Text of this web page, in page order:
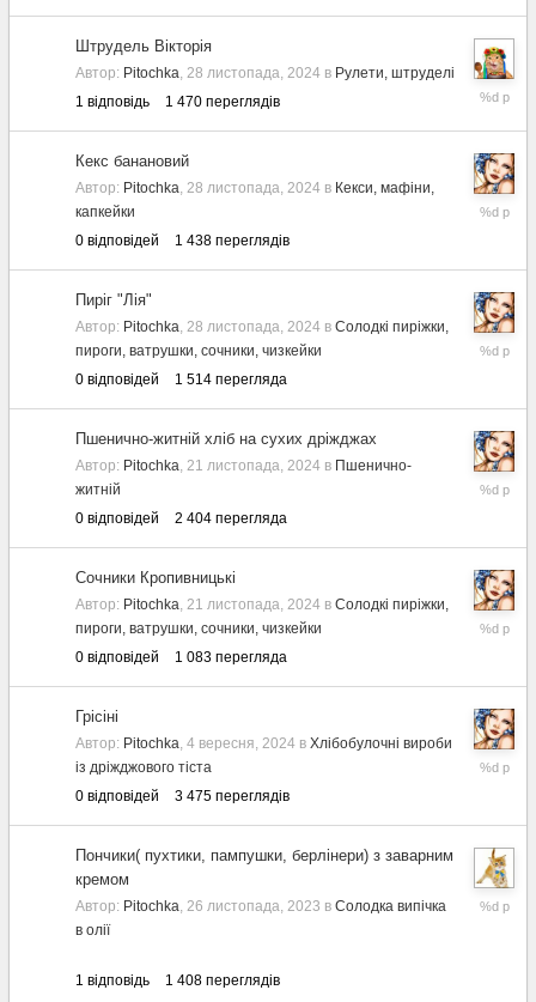
Штрудель Вікторія
Автор: Pitochka, 28 листопада, 2024 в Рулети, штруделі
1 відповідь 1 470 переглядів
3
2025
Кекс банановий
Автор: Pitochka, 28 листопада, 2024 в Кекси, мафіни,
капкейки
0 відповідей 1 438 переглядів
28
Пиріг "Лія"
Автор: Pitochka, 28 листопада, 2024 в Солодкі пиріжки,
пироги, ватрушки, сочники, чизкейки
0 відповідей 1 514 перегляда
28
Пшенично-житній хліб на сухих дріжджах
Автор: Pitochka, 21 листопада, 2024 в Пшенично-
житній
0 відповідей 2 404 перегляда
21
Сочники Кропивницькі
Автор: Pitochka, 21 листопада, 2024 в Солодкі пиріжки,
пироги, ватрушки, сочники, чизкейки
0 відповідей 1 083 перегляда
21
Грісіні
Автор: Pitochka, 4 вересня, 2024 в Хлібобулочні вироби
із дріжджового тіста
0 відповідей 3 475 переглядів
4
Пончики( пухтики, пампушки, берлінери) з заварним
кремом
Автор: Pitochka, 26 листопада, 2023 в Солодка випічка
в олії
1 відповідь 1 408 переглядів
29